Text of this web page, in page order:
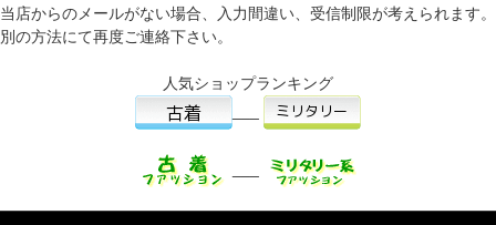
当店からのメールがない場合、入力間違い、受信制限が考えられます。
別の方法にて再度ご連絡下さい。
人気ショップランキング